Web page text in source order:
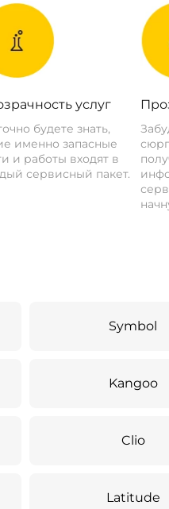
услуг
будете знать,
именно запасные
и работы входят в
сервисный пакет.
Symbol
Kangoo
Clio
Latitude